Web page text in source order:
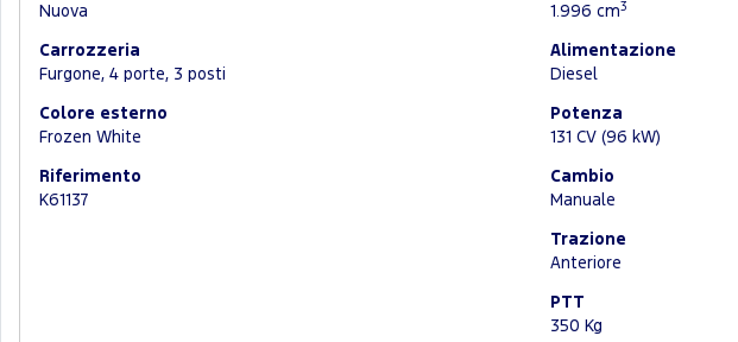
Nuova
Carrozzeria
Furgone, 4 porte, 3 posti
Colore esterno
Frozen White
Riferimento
K61137
1.996 cm3
Alimentazione
Diesel
Potenza
131 CV (96 kW)
Cambio
Manuale
Trazione
Anteriore
PTT
350 Kg